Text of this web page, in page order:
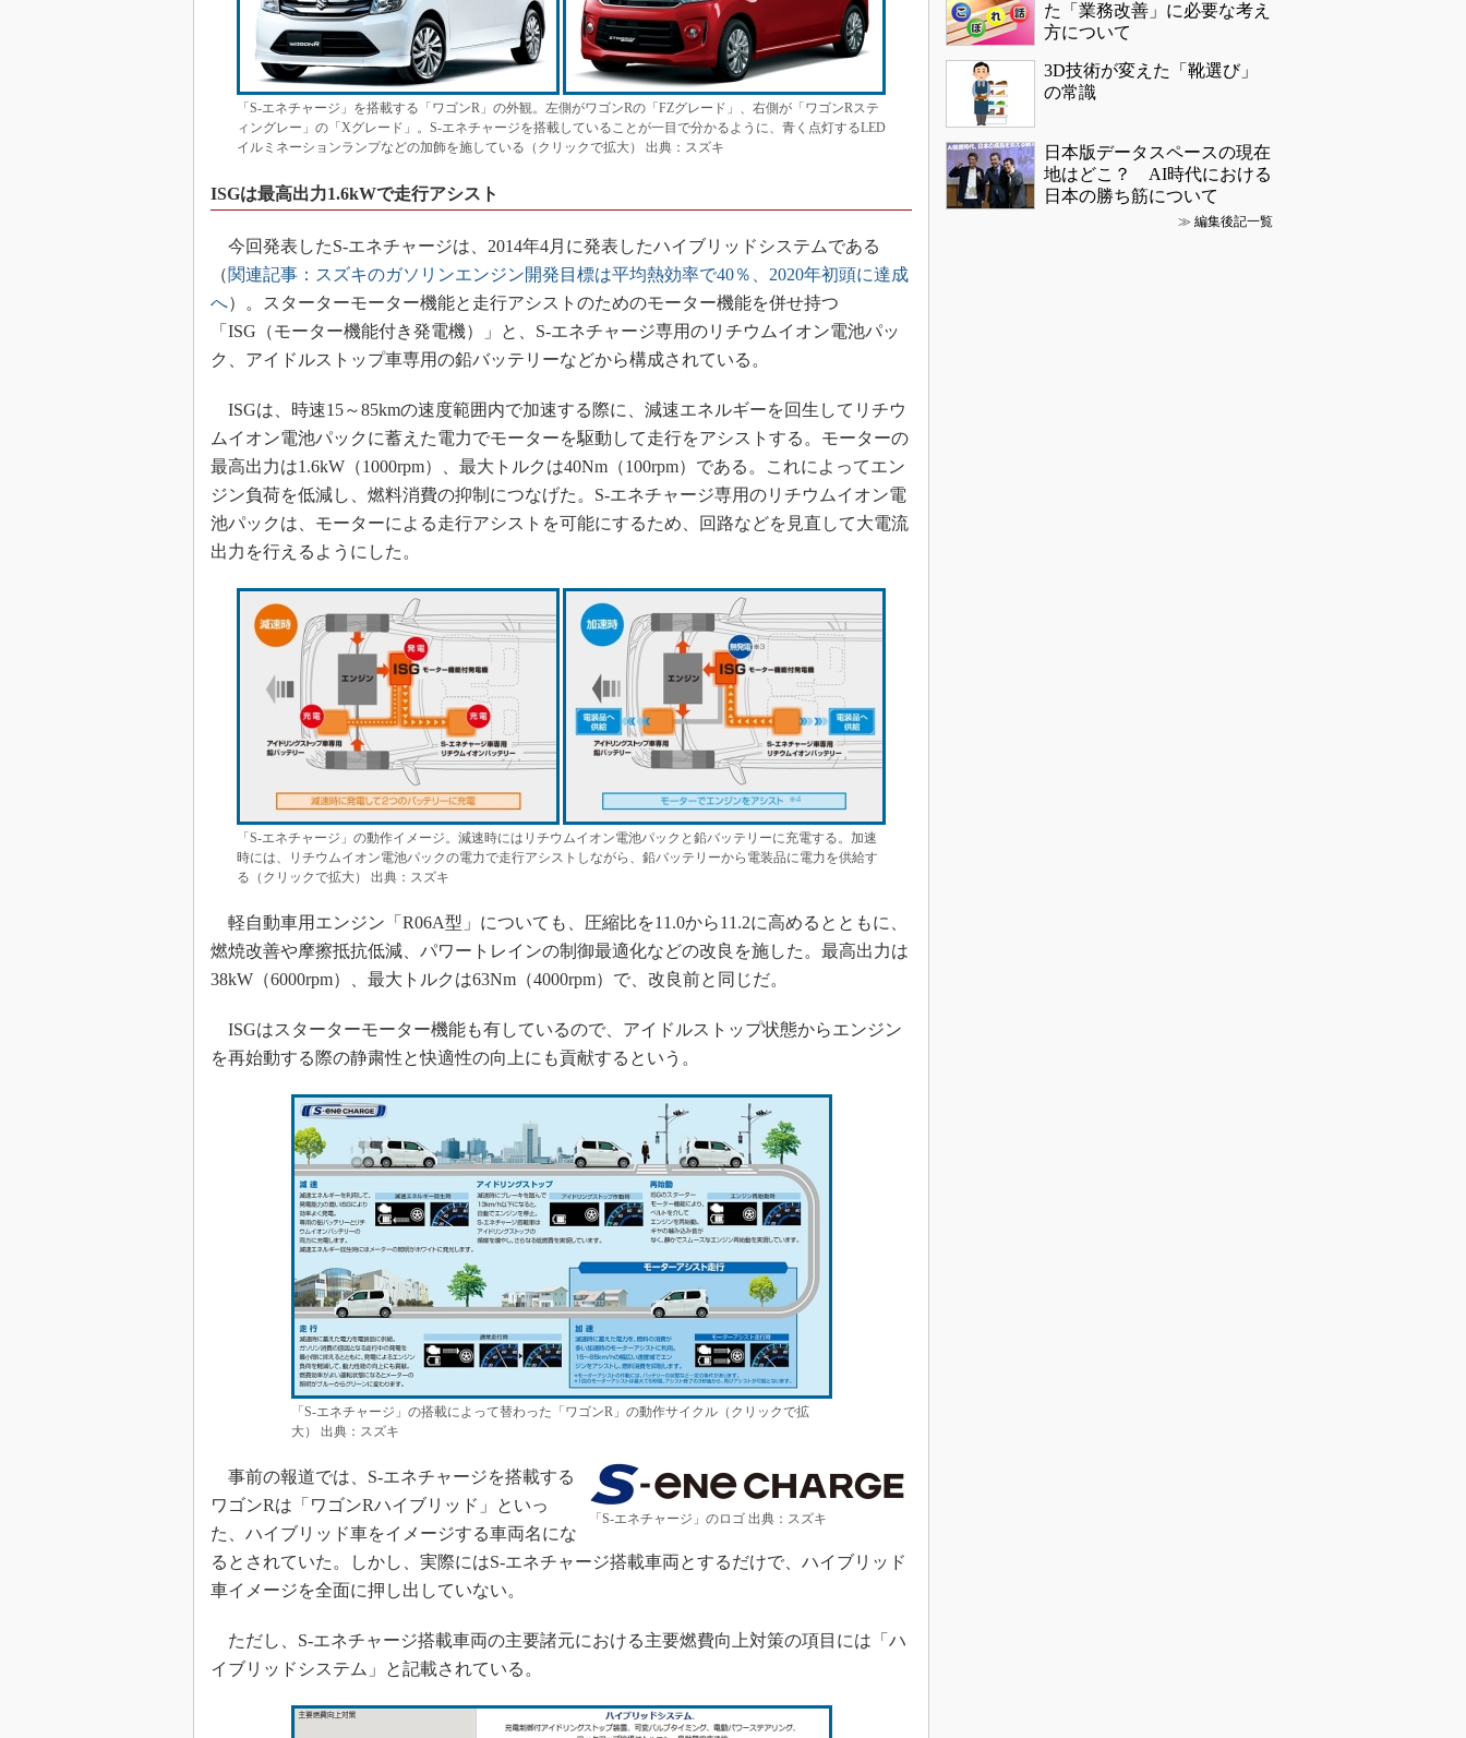
「S-エネチャージ」を搭載する「ワゴンR」の外観。左側がワゴンRの「FZグレード」、右側が「ワゴンRステ
ィングレー」の「Xグレード」。S-エネチャージを搭載していることが一目で分かるように、青く点灯するLED
イルミネーションランプなどの加飾を施している（クリックで拡大） 出典：スズキ
ISGは最高出力1.6kWで走行アシスト
今回発表したS-エネチャージは、2014年4月に発表したハイブリッドシステムである
（関連記事：スズキのガソリンエンジン開発目標は平均熱効率で40％、2020年初頭に達成
へ）。スターターモーター機能と走行アシストのためのモーター機能を併せ持つ
「ISG（モーター機能付き発電機）」と、S-エネチャージ専用のリチウムイオン電池パッ
ク、アイドルストップ車専用の鉛バッテリーなどから構成されている。
ISGは、時速15～85kmの速度範囲内で加速する際に、減速エネルギーを回生してリチウ
ムイオン電池パックに蓄えた電力でモーターを駆動して走行をアシストする。モーターの
最高出力は1.6kW（1000rpm）、最大トルクは40Nm（100rpm）である。これによってエン
ジン負荷を低減し、燃料消費の抑制につなげた。S-エネチャージ専用のリチウムイオン電
池パックは、モーターによる走行アシストを可能にするため、回路などを見直して大電流
出力を行えるようにした。
「S-エネチャージ」の動作イメージ。減速時にはリチウムイオン電池パックと鉛バッテリーに充電する。加速
時には、リチウムイオン電池パックの電力で走行アシストしながら、鉛バッテリーから電装品に電力を供給す
る（クリックで拡大） 出典：スズキ
軽自動車用エンジン「R06A型」についても、圧縮比を11.0から11.2に高めるとともに、
燃焼改善や摩擦抵抗低減、パワートレインの制御最適化などの改良を施した。最高出力は
38kW（6000rpm）、最大トルクは63Nm（4000rpm）で、改良前と同じだ。
ISGはスターターモーター機能も有しているので、アイドルストップ状態からエンジン
を再始動する際の静粛性と快適性の向上にも貢献するという。
「S-エネチャージ」の搭載によって替わった「ワゴンR」の動作サイクル（クリックで拡
大） 出典：スズキ
「S-エネチャージ」のロゴ 出典：スズキ
事前の報道では、S-エネチャージを搭載する
ワゴンRは「ワゴンRハイブリッド」といっ
た、ハイブリッド車をイメージする車両名にな
るとされていた。しかし、実際にはS-エネチャージ搭載車両とするだけで、ハイブリッド
車イメージを全面に押し出していない。
ただし、S-エネチャージ搭載車両の主要諸元における主要燃費向上対策の項目には「ハ
イブリッドシステム」と記載されている。
た「業務改善」に必要な考え
方について
3D技術が変えた「靴選び」
の常識
日本版データスペースの現在
地はどこ？ AI時代における
日本の勝ち筋について
≫ 編集後記一覧